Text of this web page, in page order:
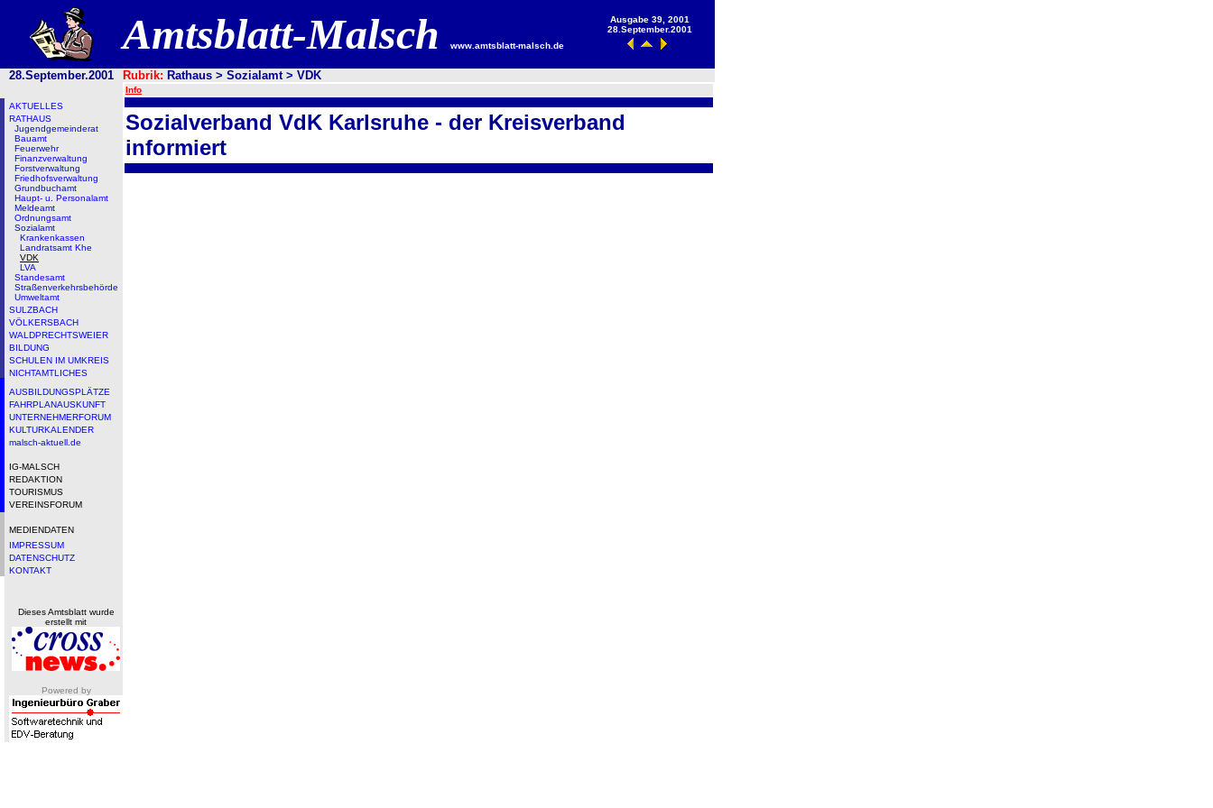
Amtsblatt-Malsch www.amtsblatt-malsch.de
Ausgabe 39, 2001
28.September.2001
28.September.2001 Rubrik: Rathaus > Sozialamt > VDK
AKTUELLES
RATHAUS
Jugendgemeinderat
Bauamt
Feuerwehr
Finanzverwaltung
Forstverwaltung
Friedhofsverwaltung
Grundbuchamt
Haupt- u. Personalamt
Meldeamt
Ordnungsamt
Sozialamt
Krankenkassen
Landratsamt Khe
VDK
LVA
Standesamt
Straßenverkehrsbehörde
Umweltamt
SULZBACH
VÖLKERSBACH
WALDPRECHTSWEIER
BILDUNG
SCHULEN IM UMKREIS
NICHTAMTLICHES
AUSBILDUNGSPLÄTZE
FAHRPLANAUSKUNFT
UNTERNEHMERFORUM
KULTURKALENDER
malsch-aktuell.de
IG-MALSCH
REDAKTION
TOURISMUS
VEREINSFORUM
MEDIENDATEN
IMPRESSUM
DATENSCHUTZ
KONTAKT
Dieses Amtsblatt wurde
erstellt mit
Powered by
Info
Sozialverband VdK Karlsruhe - der Kreisverband
informiert